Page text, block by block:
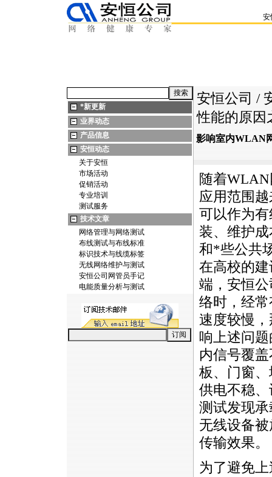
安
*新更新
业界动态
产品信息
安恒动态
关于安恒
市场活动
促销活动
专业培训
测试服务
技术文章
网络管理与网络测试
布线测试与布线标准
标识技术与线缆标签
无线网络维护与测试
安恒公司网管员手记
电能质量分析与测试
安恒公司 /
性能的原因
影响室内WLAN
随着
应用范围
可以作为
装、维护
和*些公共
在高校的
端，安恒
络时，经
速度较慢
响上述问
内信号覆
板、门窗
供电不稳
测试发现
无线设备
传输效果。
为了避免